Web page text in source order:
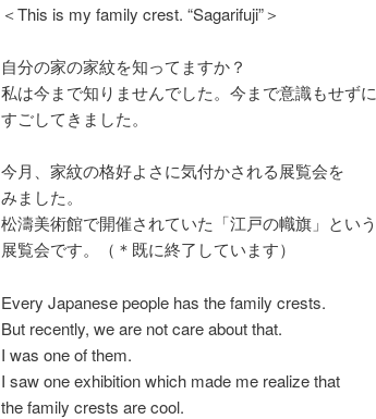
＜This is my family crest. “Sagarifuji”＞
自分の家の家紋を知ってますか？
私は今まで知りませんでした。今まで意識もせずに
すごしてきました。
今月、家紋の格好よさに気付かされる展覧会を
みました。
松濤美術館で開催されていた「江戸の幟旗」という
展覧会です。（＊既に終了しています）
Every Japanese people has the family crests.
But recently, we are not care about that.
I was one of them.
I saw one exhibition which made me realize that
the family crests are cool.